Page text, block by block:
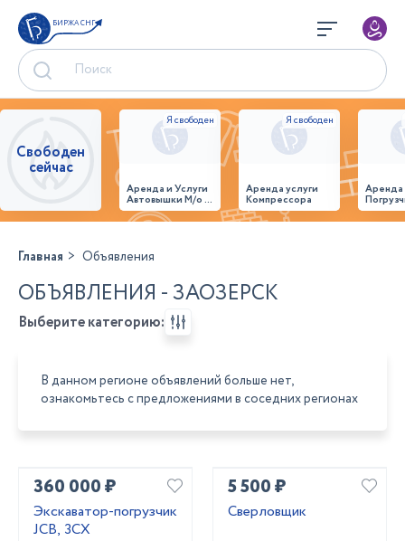
БИРЖА СНГ
Свободен
сейчас
Аренда и Услуги
Автовышки М/о г.
Домодедово
26,28,32 место
Аренда услуги
Компрессора
Главная Объявления
ОБЪЯВЛЕНИЯ - ЗАОЗЕРСК
Выберите категорию:
В данном регионе объявлений больше нет,
ознакомьтесь с предложениями в соседних регионах
360 000 ₽
Экскаватор-погрузчик
JCB, 3СХ
5 500 ₽
Сверловщик